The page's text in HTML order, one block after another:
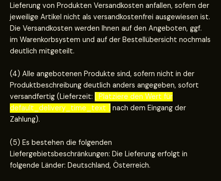
Lieferung von Produkten Versandkosten anfallen, sofern der
jeweilige Artikel nicht als versandkostenfrei ausgewiesen ist.
Die Versandkosten werden Ihnen auf den Angeboten, ggf.
im Warenkorbsystem und auf der Bestellübersicht nochmals
deutlich mitgeteilt.
(4) Alle angebotenen Produkte sind, sofern nicht in der
Produktbeschreibung deutlich anders angegeben, sofort
versandfertig (Lieferzeit:
[ Platziere den Wert für
default_delivery_time_text ]
nach dem Eingang der
Zahlung).
(5) Es bestehen die folgenden
Liefergebietsbeschränkungen: Die Lieferung erfolgt in
folgende Länder: Deutschland, Österreich.